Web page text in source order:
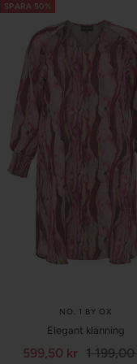
SPARA 50%
NO. 1 BY OX
Elegant klänning
Försäljningspris
599,50 kr 1